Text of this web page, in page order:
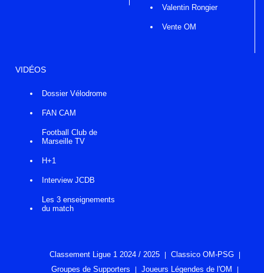
Valentin Rongier
Vente OM
VIDÉOS
Dossier Vélodrome
FAN CAM
Football Club de
Marseille TV
H+1
Interview JCDB
Les 3 enseignements
du match
Classement Ligue 1 2024 / 2025
Classico OM-PSG
Groupes de Supporters
Joueurs Légendes de l'OM